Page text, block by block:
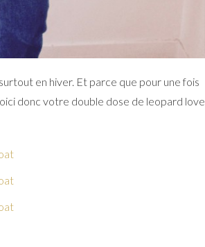
en hiver. Et parce que pour une fois
donc votre double dose de leopard love